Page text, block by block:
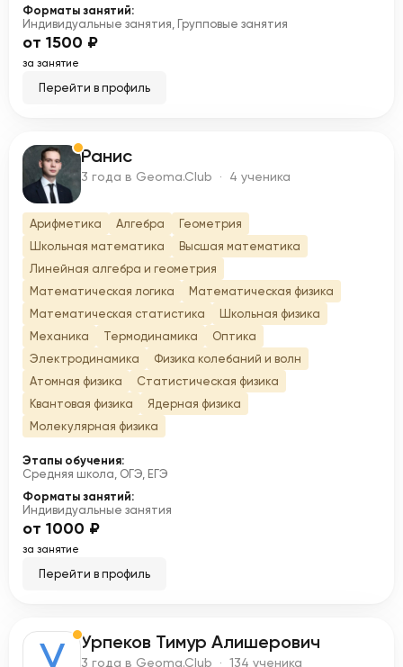
Форматы занятий:
Индивидуальные занятия, Групповые занятия
от 1500 ₽
за занятие
Перейти в профиль
Р Ранис
3 года в Geoma.Club · 4 ученика
Арифметика Алгебра
Геометрия
Школьная математика
Высшая математика
Линейная алгебра и геометрия
Математическая логика
Математическая физика
Математическая статистика
Школьная физика
Механика
Термодинамика
Оптика
Электродинамика
Физика колебаний и волн
Атомная физика
Статистическая физика
Квантовая физика
Ядерная физика
Молекулярная физика
Этапы обучения:
Средняя школа, ОГЭ, ЕГЭ
Форматы занятий:
Индивидуальные занятия
от 1000 ₽
за занятие
Перейти в профиль
Урпеков Тимур Алишерович
3 года в Geoma.Club · 134 ученика